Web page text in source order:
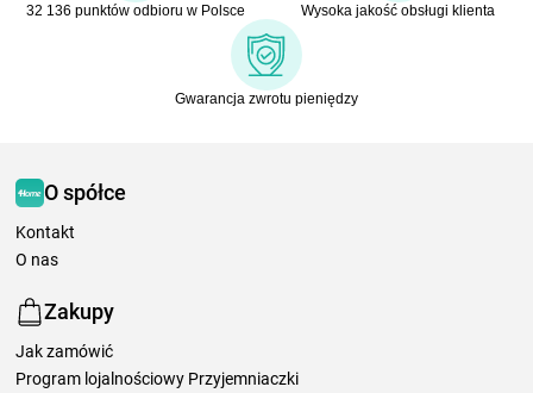
32 136 punktów odbioru w Polsce Wysoka jakość obsługi klienta
Gwarancja zwrotu pieniędzy
O spółce
Kontakt
O nas
Zakupy
Jak zamówić
Program lojalnościowy Przyjemniaczki